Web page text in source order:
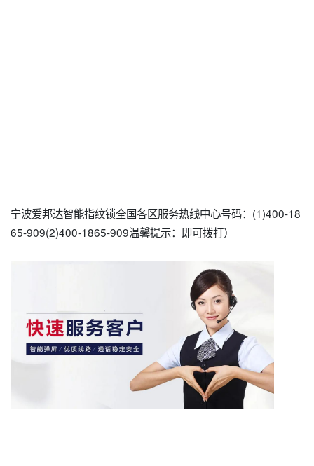
宁波爱邦达智能指纹锁全国各区服务热线中心号码：(1)400-18
65-909(2)400-1865-909温馨提示：即可拨打）